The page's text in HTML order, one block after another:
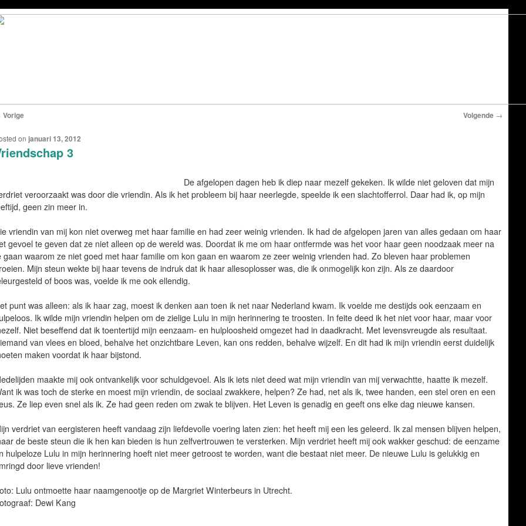
Vorige Volgende →
3
on januari 13, 2012
De afgelopen dagen heb ik diep naar mezelf gekeken. Ik wilde niet geloven dat mijn
veroorzaakt was door die vriendin. Als ik het probleem bij haar neerlegde, speelde ik een slachtofferrol. Daar had ik, op mijn
geen zin meer in.
vriendin van mij kon niet overweg met haar familie en had zeer weinig vrienden. Ik had de afgelopen jaren van alles gedaan om haar
gevoel te geven dat ze niet alleen op de wereld was. Doordat ik me om haar ontfermde was het voor haar geen noodzaak meer na
gaan waarom ze niet goed met haar familie om kon gaan en waarom ze zeer weinig vrienden had. Zo bleven haar problemen
Mijn steun wekte bij haar tevens de indruk dat ik haar allesoplosser was, die ik onmogelijk kon zijn. Als ze daardoor
of boos was, voelde ik me ook ellendig.
punt was alleen: als ik haar zag, moest ik denken aan toen ik net naar Nederland kwam. Ik voelde me destijds ook eenzaam en
Ik wilde mijn vriendin helpen om de zielige Lulu in mijn herinnering te troosten. In feite deed ik het niet voor haar, maar voor
Niet beseffend dat ik toentertijd mijn eenzaam- en hulploosheid omgezet had in daadkracht. Met levensvreugde als resultaat.
van vlees en bloed, behalve het onzichtbare Leven, kan ons redden, behalve wijzelf. En dit had ik mijn vriendin eerst duidelijk
maken voordat ik haar bijstond.
maakte mij ook ontvankelijk voor schuldgevoel. Als ik iets niet deed wat mijn vriendin van mij verwachtte, haatte ik mezelf.
ik was toch de sterke en moest mijn vriendin, de sociaal zwakkere, helpen? Ze had, net als ik, twee handen, een stel oren en een
Ze liep even snel als ik. Ze had geen reden om zwak te blijven. Het Leven is genadig en geeft ons elke dag nieuwe kansen.
verdriet van eergisteren heeft vandaag zijn liefdevolle voering laten zien: het heeft mij een les geleerd. Ik zal mensen blijven helpen,
de beste steun die ik hen kan bieden is hun zelfvertrouwen te versterken. Mijn verdriet heeft mij ook wakker geschud: de eenzame
hulpeloze Lulu in mijn herinnering hoeft niet meer getroost te worden, want die bestaat niet meer. De nieuwe Lulu is gelukkig en
door lieve vrienden!
Lulu ontmoette haar naamgenootje op de Margriet Winterbeurs in Utrecht.
Dewi Kang